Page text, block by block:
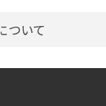
ついて